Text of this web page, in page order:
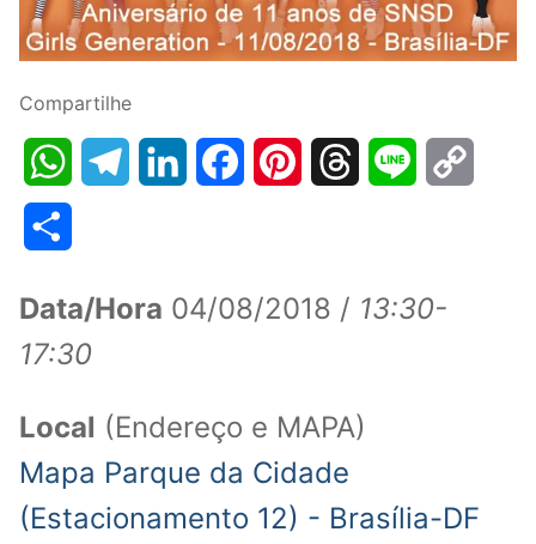
Compartilhe
WhatsAppTelegramLinkedInFacebookPinterestThreads Line
Data/Hora 04/08/2018 / 13:30-
17:30
Local (Endereço e MAPA)
Mapa Parque da Cidade
(Estacionamento 12) - Brasília-DF